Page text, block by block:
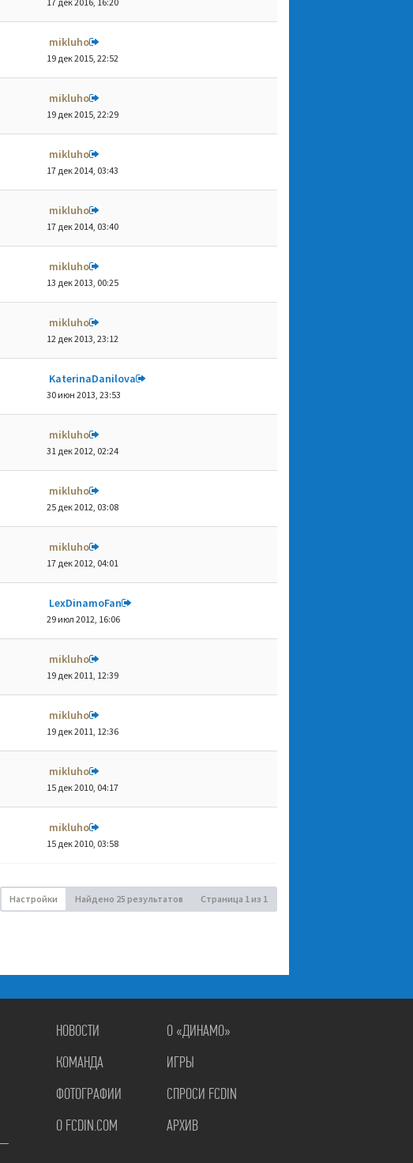
mikluho
19 дек 2015, 22:52
mikluho
19 дек 2015, 22:29
mikluho
17 дек 2014, 03:43
mikluho
17 дек 2014, 03:40
mikluho
13 дек 2013, 00:25
mikluho
12 дек 2013, 23:12
KaterinaDanilova
30 июн 2013, 23:53
mikluho
31 дек 2012, 02:24
mikluho
25 дек 2012, 03:08
mikluho
17 дек 2012, 04:01
LexDinamoFan
29 июл 2012, 16:06
mikluho
19 дек 2011, 12:39
mikluho
19 дек 2011, 12:36
mikluho
15 дек 2010, 04:17
mikluho
15 дек 2010, 03:58
Настройки Найдено 25 результатов Страница 1из 1
НОВОСТИ
О «ДИНАМО»
КОМАНДА
ИГРЫ
ФОТОГРАФИИ
СПРОСИ FCDIN
О FCDIN.COM
АРХИВ